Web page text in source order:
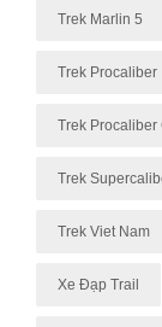
Trek Marlin 5
Trek Procaliber
Trek Procaliber
Trek
Trek Viet Nam
Xe Đạp Trail